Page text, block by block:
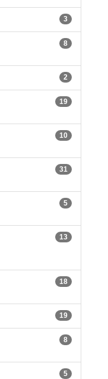
3
8
2
19
10
31
5
13
18
19
8
5